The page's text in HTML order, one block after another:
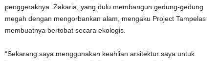
penggeraknya. Zakaria, yang dulu membangun gedung-gedung
megah dengan mengorbankan alam, mengaku Project Tampelas
membuatnya bertobat secara ekologis.
“Sekarang saya menggunakan keahlian arsitektur saya untuk